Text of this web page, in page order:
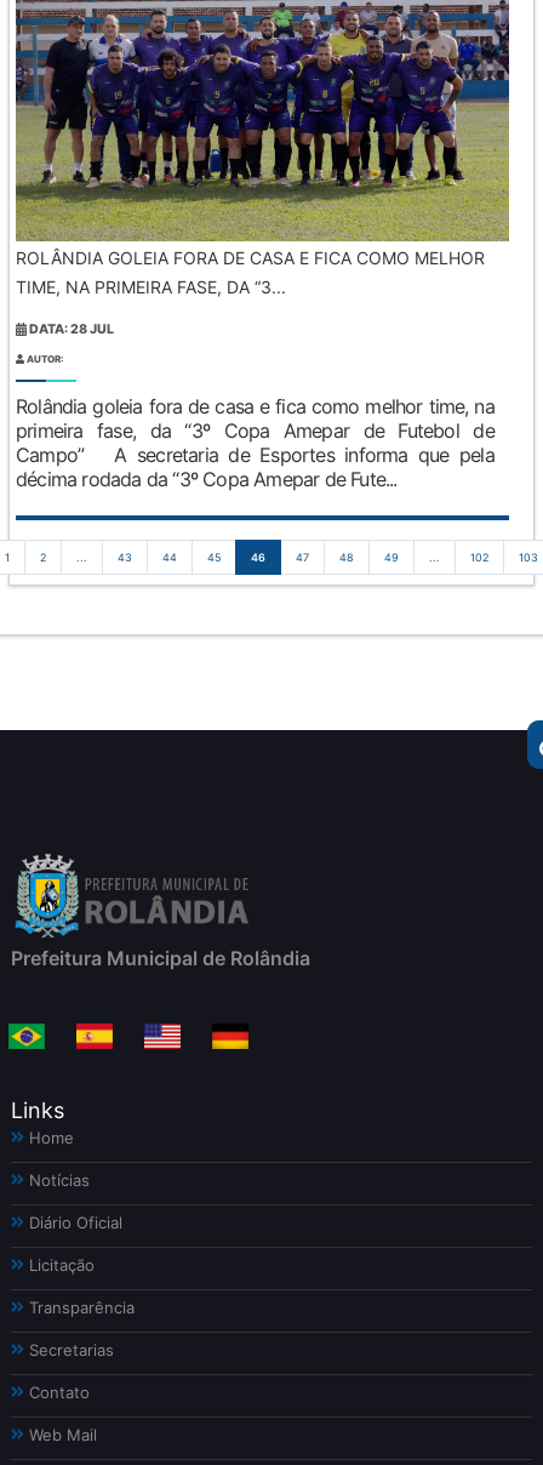
ROLÂNDIA GOLEIA FORA DE CASA E FICA COMO MELHOR
TIME, NA PRIMEIRA FASE, DA “3...
DATA: 28 JUL
AUTOR:
Rolândia goleia fora de casa e fica como melhor time, na
primeira fase, da “3º Copa Amepar de Futebol de
Campo” A secretaria de Esportes informa que pela
décima rodada da “3º Copa Amepar de Fute...
1 2 ... 43 44 45 46 47 48 49 ... 102 103
Prefeitura Municipal de Rolândia
Links
Home
Notícias
Diário Oficial
Licitação
Transparência
Secretarias
Contato
Web Mail